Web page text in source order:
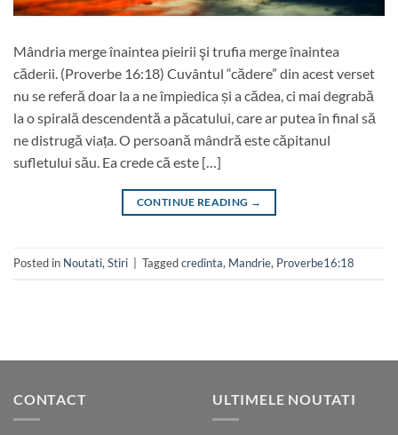
Mândria merge înaintea pieirii şi trufia merge înaintea
căderii. (Proverbe 16:18) Cuvântul “cădere” din acest verset
nu se referă doar la a ne împiedica și a cădea, ci mai degrabă
la o spirală descendentă a păcatului, care ar putea în final să
ne distrugă viața. O persoană mândră este căpitanul
sufletului său. Ea crede că este […]
CONTINUE READING →
Posted in Noutati, Stiri Taggedcredinta, Mandrie, Proverbe16:18
CONTACT ULTIMELE NOUTATI